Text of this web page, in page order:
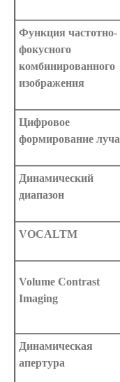
Функция частотно-
фокусного
комбинированного
изображения
Цифровое
формирование луча
Динамический
диапазон
VOCALTM
Volume Contrast
Imaging
Динамическая
апертура